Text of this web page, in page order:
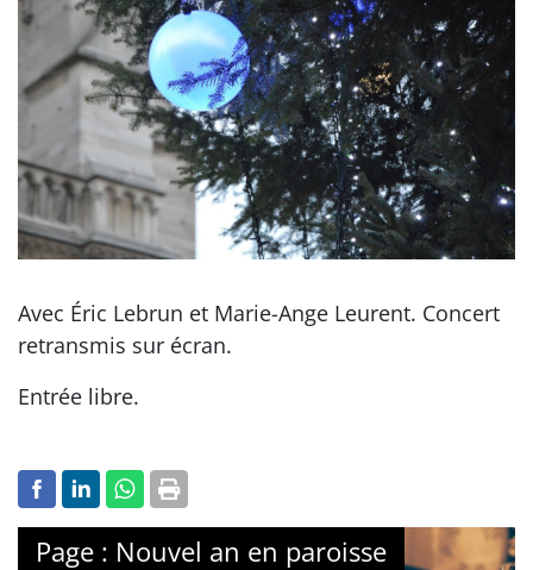
Avec Éric Lebrun et Marie-Ange Leurent. Concert
retransmis sur écran.
Entrée libre.
Page : Nouvel an en paroisse